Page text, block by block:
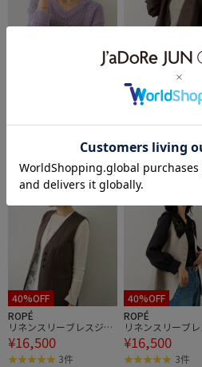
ROPÉ
リネンノーカラ
2BUY10%OFF
40%OFF
ROPÉ
リネンスリーブレスジ
レ/セットアップ対応
¥16,500
3件
40%OFF
ROPÉ
リネンスリーブ
レ/セットアップ対
¥16,500
3件